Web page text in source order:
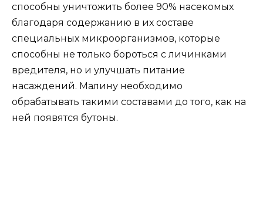
способны уничтожить более 90% насекомых
благодаря содержанию в их составе
специальных микроорганизмов, которые
способны не только бороться с личинками
вредителя, но и улучшать питание
насаждений. Малину необходимо
обрабатывать такими составами до того, как на
ней появятся бутоны.